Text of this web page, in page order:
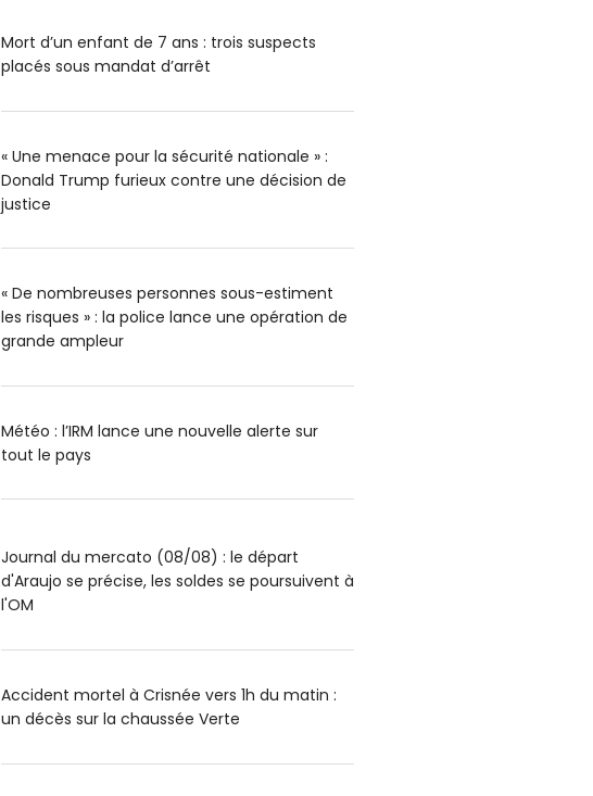
Mort d’un enfant de 7 ans : trois suspects
placés sous mandat d’arrêt
« Une menace pour la sécurité nationale » :
Donald Trump furieux contre une décision de
justice
« De nombreuses personnes sous-estiment
les risques » : la police lance une opération de
grande ampleur
Météo : l’IRM lance une nouvelle alerte sur
tout le pays
Journal du mercato (08/08) : le départ
d'Araujo se précise, les soldes se poursuivent à
l'OM
Accident mortel à Crisnée vers 1h du matin :
un décès sur la chaussée Verte